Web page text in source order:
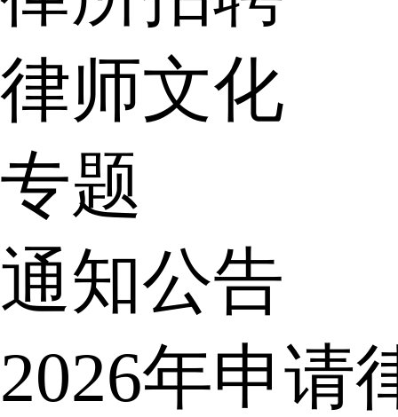
律师文化
专题
通知公告
2026年申请